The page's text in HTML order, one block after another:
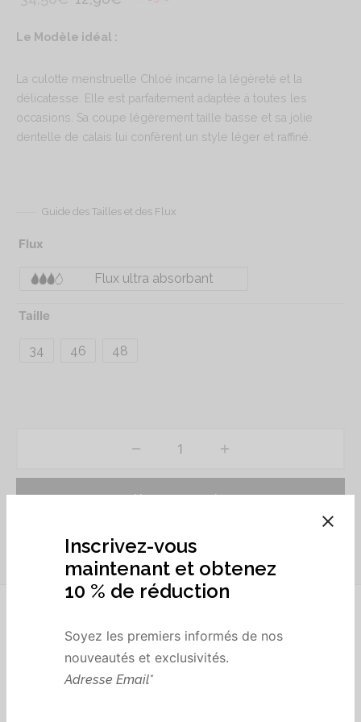
initial
était :
34,50€.
actuel
est :
12,90€.
Le Modèle idéal :
La culotte menstruelle Chloé incarne la légèreté et la
délicatesse. Elle est parfaitement adaptée à toutes les
occasions. Sa coupe légèrement taille basse et sa jolie
dentelle de calais lui confèrent un style léger et raffiné.
Guide des Tailles et des Flux
Flux
Flux ultra absorbant
Taille
34 46 48
Ajouter au panier
Ajouter à la liste d’envies
Description